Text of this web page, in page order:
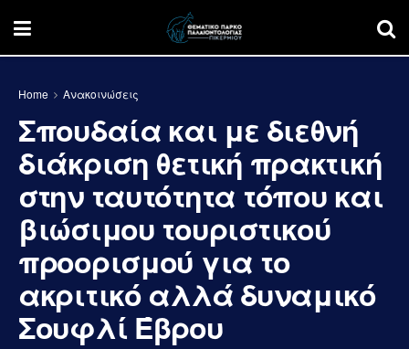
Home Ανακοινώσεις
Σπουδαία και με διεθνή
διάκριση θετική πρακτική
στην ταυτότητα τόπου και
βιώσιμου τουριστικού
προορισμού για το
ακριτικό αλλά δυναμικό
Σουφλί Έβρου